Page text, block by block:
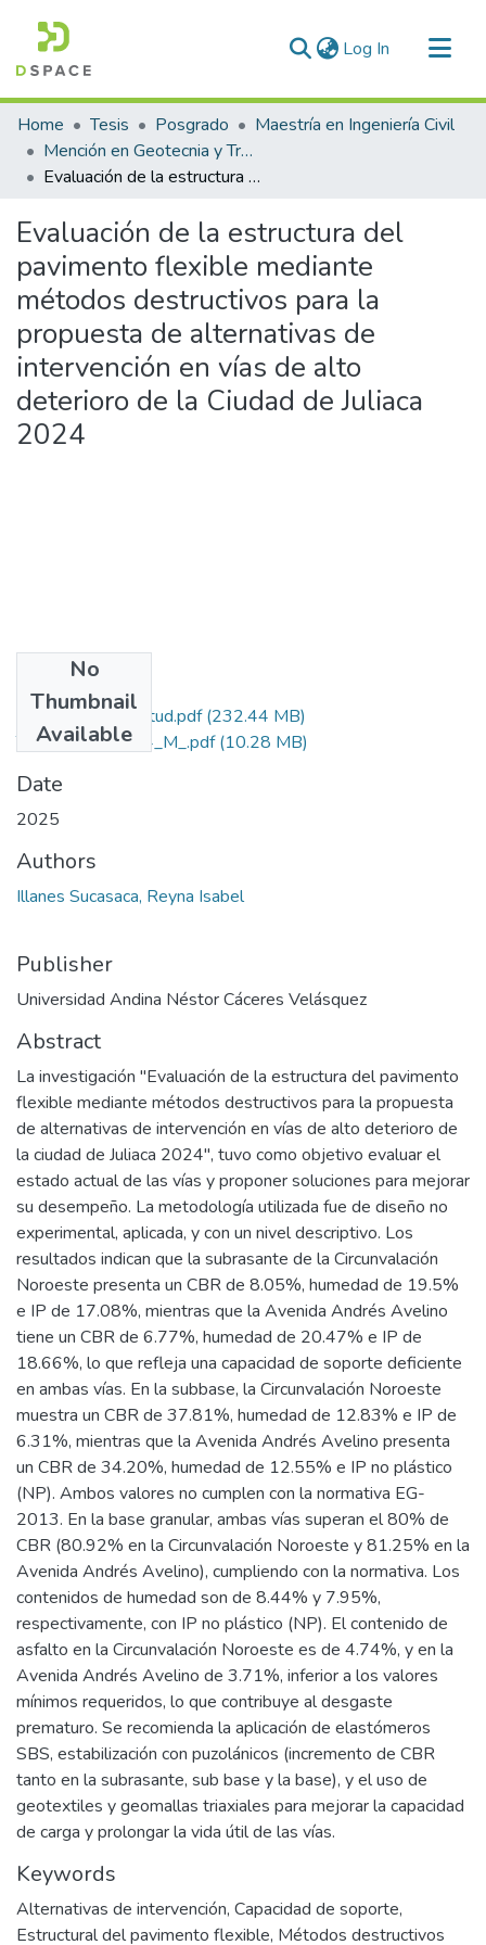
Log In (current)
Communities & Collections
All of DSpace
Statistics
Home Tesis Posgrado
Maestría en Ingeniería Civil
Mención en Geotecnia y Transportes
Evaluación de la estructura del pavimento flexible mediante métodos destructivos para la propuesta de alternativas de intervención en vías de alto deterioro de la Ciudad de Juliaca 2024
Evaluación de la estructura del
pavimento flexible mediante
métodos destructivos para la
propuesta de alternativas de
intervención en vías de alto
deterioro de la Ciudad de Juliaca
2024
No
Thumbnail
Available
Grado de Similitud.pdf(232.44 MB)
T036_45502484_M_.pdf(10.28 MB)
Date
2025
Authors
Illanes Sucasaca, Reyna Isabel
Publisher
Universidad Andina Néstor Cáceres Velásquez
Abstract
La investigación "Evaluación de la estructura del pavimento
flexible mediante métodos destructivos para la propuesta
de alternativas de intervención en vías de alto deterioro de
la ciudad de Juliaca 2024", tuvo como objetivo evaluar el
estado actual de las vías y proponer soluciones para mejorar
su desempeño. La metodología utilizada fue de diseño no
experimental, aplicada, y con un nivel descriptivo. Los
resultados indican que la subrasante de la Circunvalación
Noroeste presenta un CBR de 8.05%, humedad de 19.5%
e IP de 17.08%, mientras que la Avenida Andrés Avelino
tiene un CBR de 6.77%, humedad de 20.47% e IP de
18.66%, lo que refleja una capacidad de soporte deficiente
en ambas vías. En la subbase, la Circunvalación Noroeste
muestra un CBR de 37.81%, humedad de 12.83% e IP de
6.31%, mientras que la Avenida Andrés Avelino presenta
un CBR de 34.20%, humedad de 12.55% e IP no plástico
(NP). Ambos valores no cumplen con la normativa EG-
2013. En la base granular, ambas vías superan el 80% de
CBR (80.92% en la Circunvalación Noroeste y 81.25% en la
Avenida Andrés Avelino), cumpliendo con la normativa. Los
contenidos de humedad son de 8.44% y 7.95%,
respectivamente, con IP no plástico (NP). El contenido de
asfalto en la Circunvalación Noroeste es de 4.74%, y en la
Avenida Andrés Avelino de 3.71%, inferior a los valores
mínimos requeridos, lo que contribuye al desgaste
prematuro. Se recomienda la aplicación de elastómeros
SBS, estabilización con puzolánicos (incremento de CBR
tanto en la subrasante, sub base y la base), y el uso de
geotextiles y geomallas triaxiales para mejorar la capacidad
de carga y prolongar la vida útil de las vías.
Keywords
Alternativas de intervención, Capacidad de soporte,
Estructural del pavimento flexible, Métodos destructivos